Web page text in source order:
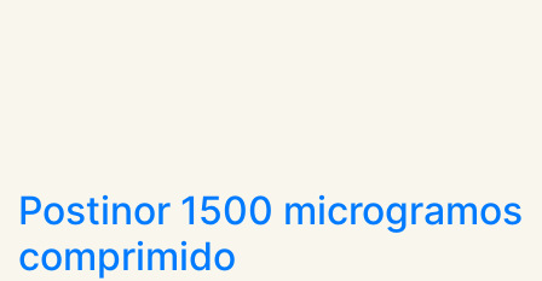
Postinor 1500 microgramos
comprimido